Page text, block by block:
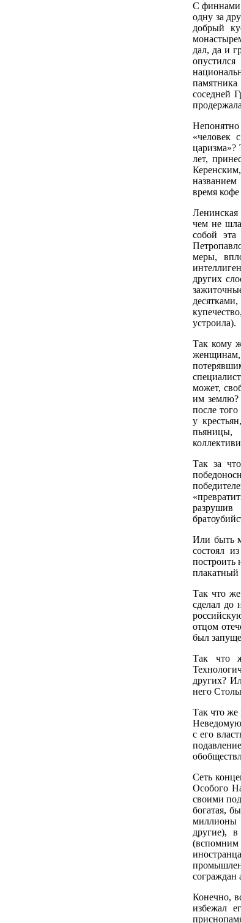
С финнами
одну за
добрый
дал, да и
соседней
«человек
царизма»?
лет,
названием
время
Ленинская
чем не
собой
меры,
других
устроила).
Так кому
женщинам,
может,
им землю?
после
у
пьяницы,
Так за
Или быть
состоял
построить
плакатный
Так что же
сделал до
отцом
был
Так что
других?
него
Так что же
Неведомую
с его
Сеть
Особого
своими
богатая,
миллионы
другие),
сограждан
Конечно,
избежал